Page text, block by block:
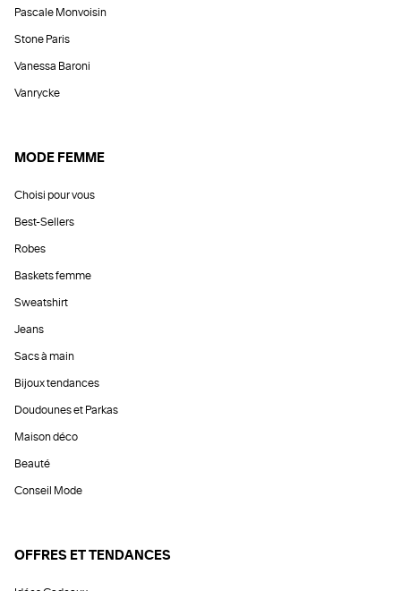
Pascale Monvoisin
Stone Paris
Vanessa Baroni
Vanrycke
MODE FEMME
Choisi pour vous
Best-Sellers
Robes
Baskets femme
Sweatshirt
Jeans
Sacs à main
Bijoux tendances
Doudounes et Parkas
Maison déco
Beauté
Conseil Mode
OFFRES ET TENDANCES